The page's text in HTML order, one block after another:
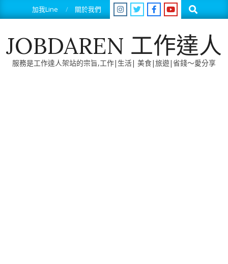
to
加我Line 關於我們 Search
JOBDAREN 工作達人
服務是工作達人架站的宗旨,工作|生活| 美食|旅遊|省錢～愛分享